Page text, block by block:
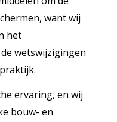
want wij
het
wetswijzigingen
ervaring, en wij
bouw- en